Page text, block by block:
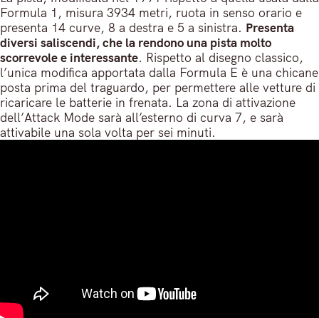
Formula 1, misura 3934 metri, ruota in senso orario e
presenta 14 curve, 8 a destra e 5 a sinistra. Presenta
diversi saliscendi, che la rendono una pista molto
scorrevole e interessante. Rispetto al disegno classico,
l’unica modifica apportata dalla Formula E è una chicane
posta prima del traguardo, per permettere alle vetture di
ricaricare le batterie in frenata. La zona di attivazione
dell’Attack Mode sarà all’esterno di curva 7, e sarà
attivabile una sola volta per sei minuti.